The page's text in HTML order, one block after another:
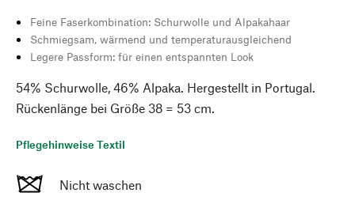
Feine Faserkombination: Schurwolle und Alpakahaar
Schmiegsam, wärmend und temperaturausgleichend
Legere Passform: für einen entspannten Look
54% Schurwolle, 46% Alpaka. Hergestellt in Portugal.
Rückenlänge bei Größe 38 = 53 cm.
Pflegehinweise Textil
Nicht waschen